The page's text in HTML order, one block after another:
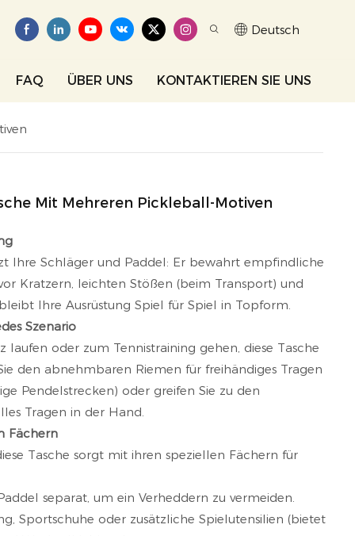
Deutsch
FAQ ÜBER UNS KONTAKTIEREN SIE UNS
Mit Mehreren Pickleball-Motiven
Ihre Schläger und Paddel: Er bewahrt empfindliche
Kratzern, leichten Stößen (beim Transport) und
Ihre Ausrüstung Spiel für Spiel in Topform.
Szenario
oder zum Tennistraining gehen, diese Tasche
den abnehmbaren Riemen für freihändiges Tragen
Pendelstrecken) oder greifen Sie zu den
Tragen in der Hand.
Fächern
Tasche sorgt mit ihren speziellen Fächern für
separat, um ein Verheddern zu vermeiden.
Sportschuhe oder zusätzliche Spielutensilien (bietet